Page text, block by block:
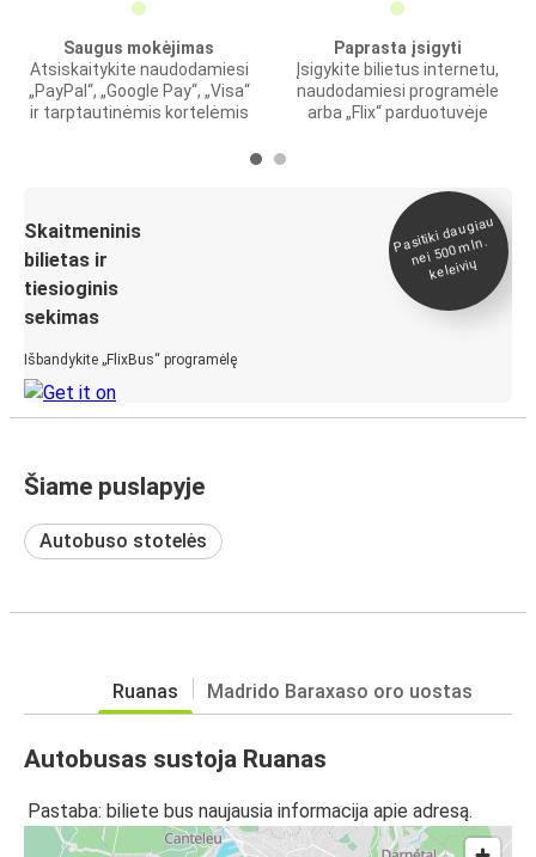
Saugus mokėjimas
Atsiskaitykite naudodamiesi
„PayPal“, „Google Pay“, „Visa“
ir tarptautinėmis kortelėmis
Paprasta įsigyti
Įsigykite bilietus internetu,
naudodamiesi programėle
arba „Flix“ parduotuvėje
Skaitmeninis
bilietas ir
tiesioginis
sekimas
Išbandykite „FlixBus“ programėlę
Pasitiki daugiau
nei 500
mln.
keleivių
Šiame puslapyje
Autobuso stotelės
Ruanas Madrido Baraxaso oro uostas
Autobusas sustoja Ruanas
Pastaba: biliete bus naujausia informacija apie adresą.